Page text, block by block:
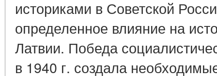
историками в Советской
определенное влияние на
Латвии. Победа
в 1940 г. создала